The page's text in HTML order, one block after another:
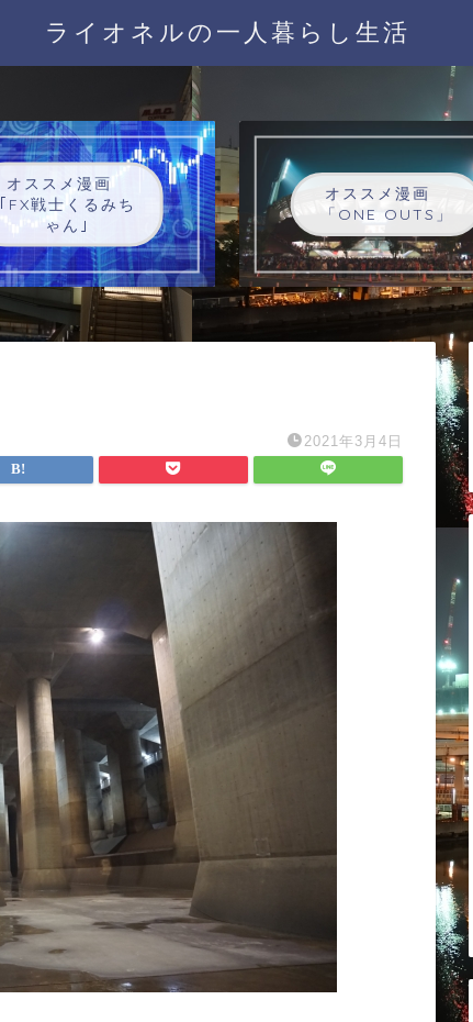
ライオネルの一人暮らし生活
オススメ漫画
｢FX戦士くるみち
ゃん｣
オススメ漫画
「ONE OUTS」
2021年3月4日